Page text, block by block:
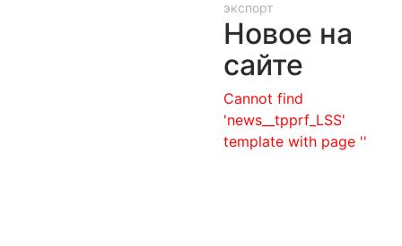
экспорт
Новое на
сайте
Cannot find
'news__tpprf_LSS'
template with page ''